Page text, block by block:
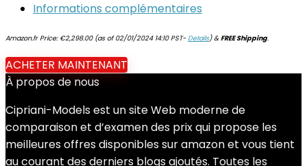
Informations complémentaires
Amazon.fr Price: €2,298.00(as of 02/01/2024 14:10 PST-Details)&FREE Shipping.
ACHETER MAINTENANT
À propos de nous
Cipriani-Models est un site Web moderne de
comparaison et d’examen des prix qui propose les
meilleures offres disponibles sur amazon et vous tient
au courant des derniers blogs ajoutés. Toutes les